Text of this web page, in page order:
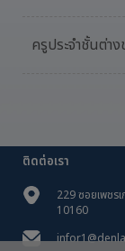
ครูประจำชั้นต่าง
ติดต่อเรา
229 ซอยเพชร
10160